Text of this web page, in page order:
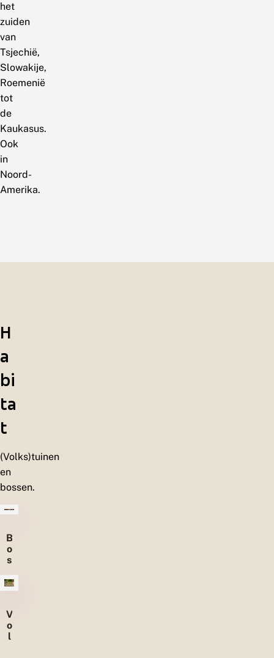
het
zuiden
van
Tsjechië,
Slowakije,
Roemenië
tot
de
Kaukasus.
Ook
in
Noord-
Amerika.
H
a
bi
ta
t
(Volks)tuinen
en
bossen.
B
o
s
e
n
V
o
l